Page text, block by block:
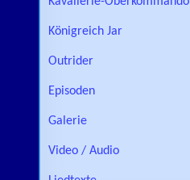
Königreich Jar
Outrider
Episoden
Galerie
Video / Audio